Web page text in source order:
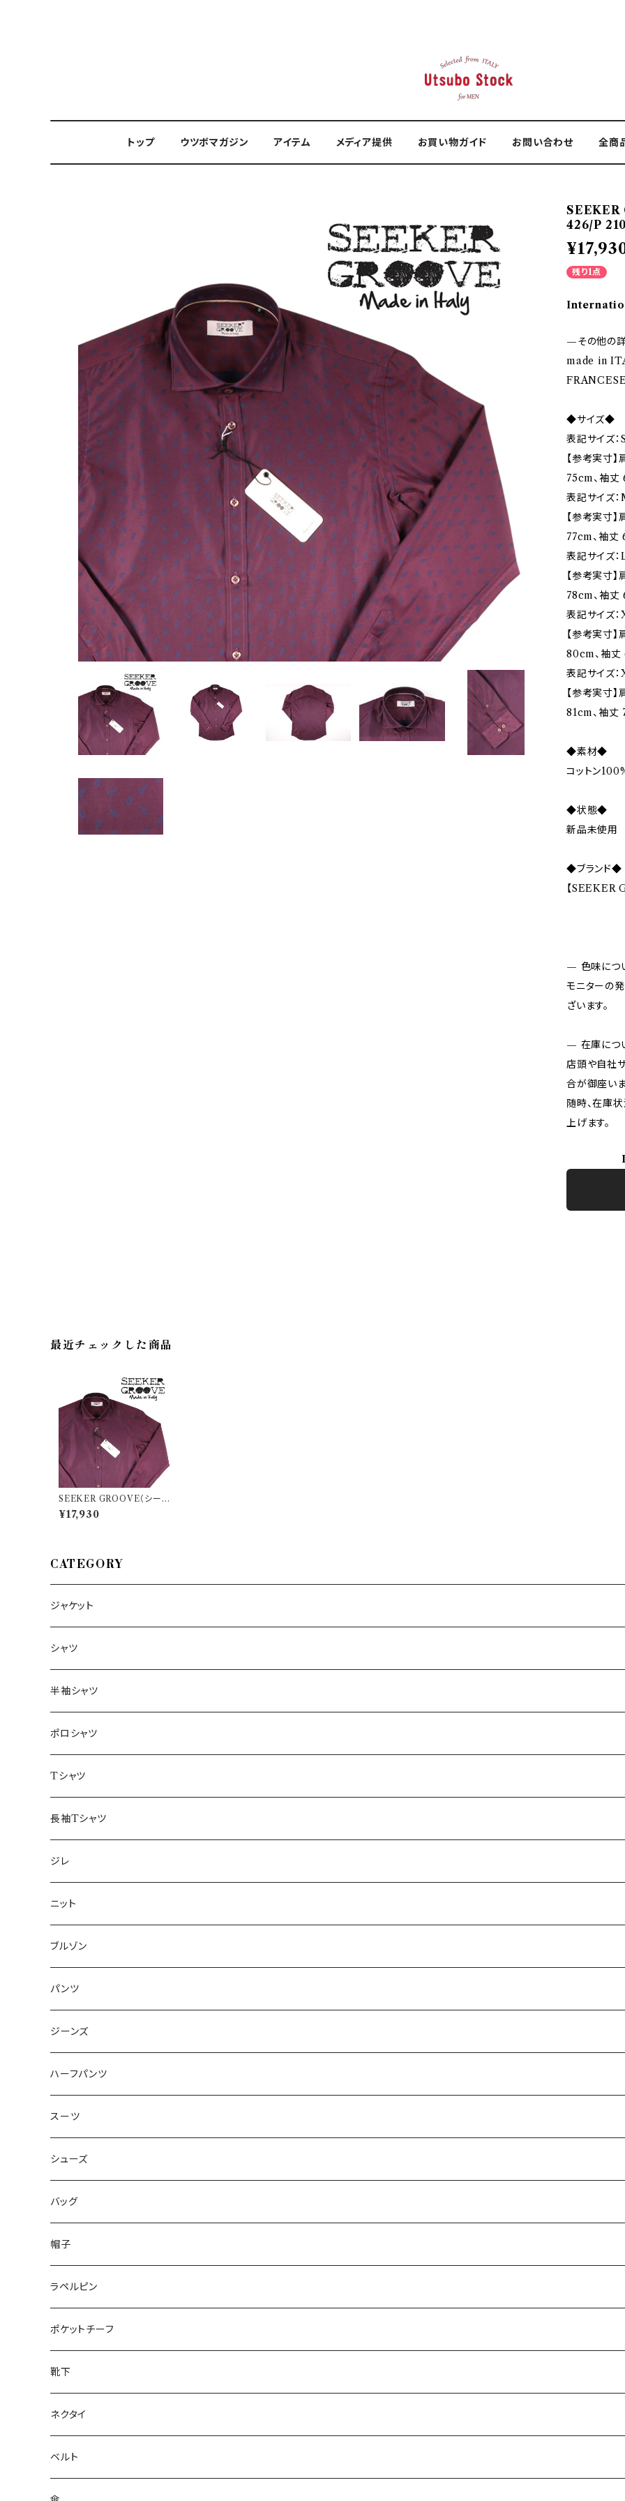
トップ ウツボマガジン アイテム メディア提供 お買い物ガイド お問い合わせ 全商
SEEKER
426/P
残り1点
—その他の
made in
◆サイズ◆
表記サイズ
【参考実寸
75cm、袖
表記サイズ
【参考実寸
77cm、袖
表記サイズ
【参考実寸
78cm、袖
表記サイズ
【参考実寸
80cm、袖
表記サイズ
【参考実寸
81cm、袖
◆素材◆
コットン
◆状態◆
新品未使用
◆ブランド◆
【SEEKER
— 色味につ
モニターの
ざいます。
— 在庫につ
店頭や自社
合が御座いま
随時、在庫
上げます。
最近チェックした商品
SEEKER GROOVE（シーカ
ーグルーブ） 長袖シャツ 426/
P 21023
¥17,930
CATEGORY
ジャケット
～44/S
46/M
48/L
50/XL～
シャツ
～44/S
46/M
48/L
50/XL～
半袖シャツ
～44/S
46/M
48/L
50/XL～
ポロシャツ
～44/S
46/M
48/L
50/XL～
Tシャツ
～44/S
46/M
48/L
50/XL～
長袖Tシャツ
～44/S
46/M
48/L
50/XL～
ジレ
～44/S
46/M
48/L
50/XL～
ニット
～44/S
46/M
48/L
50/XL～
ブルゾン
～44/S
46/M
48/L
50/XL～
パンツ
～44/S
46/M
48/L
50/XL～
ジーンズ
～44/S
46/M
48/L
50/XL～
ハーフパンツ
～44/S
46/M
48/L
50/XL～
スーツ
～44/S
46/M
48/L
50/XL～
シューズ
～25.5cm
26cm～
27cm～
28cm～
バッグ
帽子
ラペルピン
ポケットチーフ
靴下
ネクタイ
ベルト